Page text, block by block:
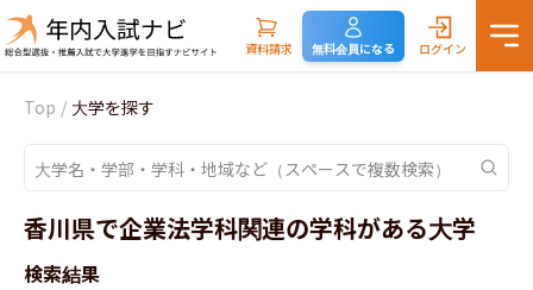
資料請求 無料会員になる ログイン
Top / 大学を探す
香川県で企業法学科関連の学科がある大学
検索結果